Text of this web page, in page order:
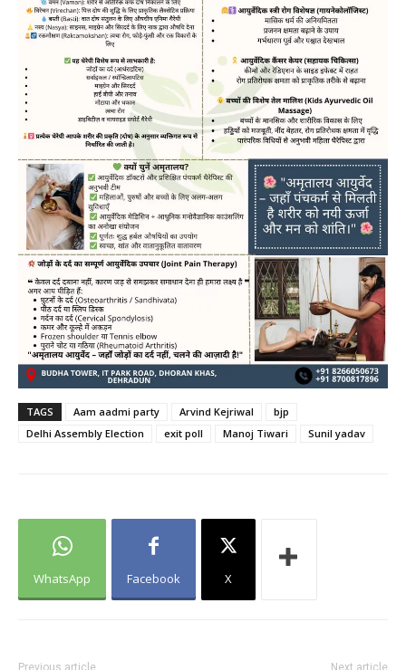
TAGS Aam aadmi party Arvind Kejriwal
bjp
Delhi Assembly Election
exit poll Manoj Tiwari Sunil yadav
WhatsApp Facebook X
Previous article Next article